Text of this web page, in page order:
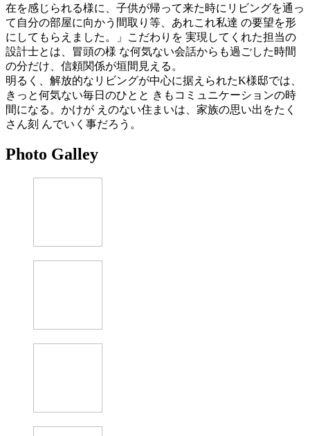
在を感じられる様に、子供が帰って来た時にリビングを通っ
て自分の部屋に向かう間取り等、あれこれ私達 の要望を形
にしてもらえました。」こだわりを 実現してくれた担当の
設計士とは、冒頭の様 な何気ない会話からも過ごした時間
の分だけ、信頼関係が垣間見える。
明るく、解放的なリビングが中心に据えられたK様邸では、
きっと何気ない毎日のひとと きもコミュニケーションの時
間になる。かけが えのない住まいは、家族の思い出をたく
さん刻 んでいく事だろう。
Photo Galley